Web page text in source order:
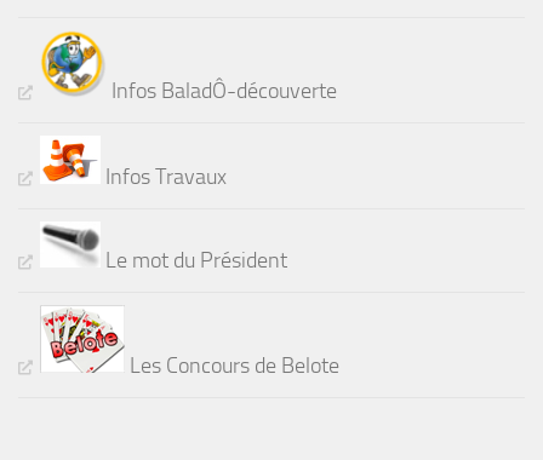
Infos BaladÔ-découverte
Infos Travaux
Le mot du Président
Les Concours de Belote